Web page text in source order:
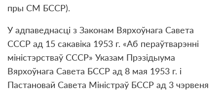
пры СМ БССР).
У адпаведнасці з Законам Вярхоўнага Савета
СССР ад 15 сакавіка 1953 г. «Аб пераўтварэнні
міністэрстваў СССР» Указам Прэзідыума
Вярхоўнага Савета БССР ад 8 мая 1953 г. і
Пастановай Савета Міністраў БССР ад 3 чэрвеня